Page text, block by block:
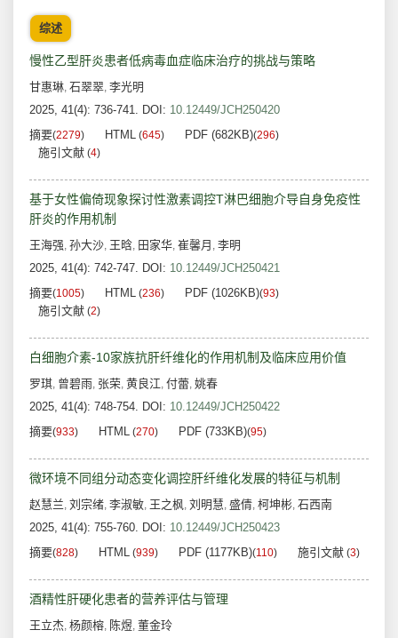
综述
慢性乙型肝炎患者低病毒血症临床治疗的挑战与策略
甘惠琳, 石翠翠, 李光明
2025, 41(4): 736-741. DOI: 10.12449/JCH250420
摘要(2279) HTML (645) PDF (682KB)(296)
施引文献 (4)
基于女性偏倚现象探讨性激素调控T淋巴细胞介导自身免疫性
肝炎的作用机制
王海强, 孙大沙, 王晗, 田家华, 崔馨月 , 李明
2025, 41(4): 742-747. DOI: 10.12449/JCH250421
摘要(1005) HTML (236) PDF (1026KB)(93)
施引文献 (2)
白细胞介素-10家族抗肝纤维化的作用机制及临床应用价值
罗琪, 曾碧雨, 张荣, 黄良江, 付蕾, 姚春
2025, 41(4): 748-754. DOI: 10.12449/JCH250422
摘要(933) HTML (270) PDF (733KB)(95)
微环境不同组分动态变化调控肝纤维化发展的特征与机制
赵慧兰, 刘宗绪, 李淑敏, 王之枫, 刘明慧, 盛倩, 柯坤彬, 石西南
2025, 41(4): 755-760. DOI: 10.12449/JCH250423
摘要(828) HTML (939) PDF (1177KB)(110) 施引文献 (3)
酒精性肝硬化患者的营养评估与管理
王立杰, 杨颜榕, 陈煜, 董金玲